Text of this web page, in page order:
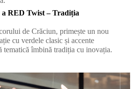
RED Twist – Tradiția
de Crăciun, primește un nou
cu verdele clasic și accente
tematică îmbină tradiția cu inovația.